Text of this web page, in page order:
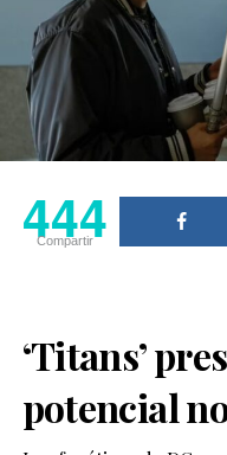
444
Compartir
‘Titans’
potencial